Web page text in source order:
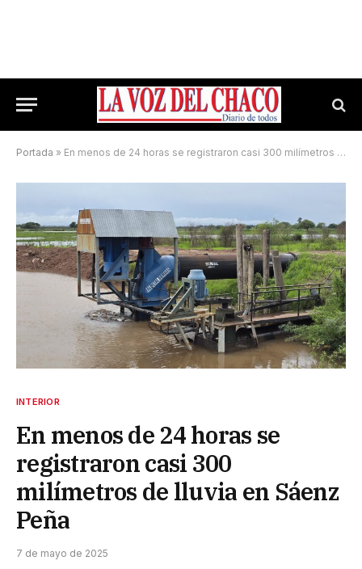
Portada » En menos de 24 horas se registraron casi 300 milímetros de lluvia en Sáenz Peña
INTERIOR
En menos de 24 horas se
registraron casi 300
milímetros de lluvia en Sáenz
Peña
7 de mayo de 2025